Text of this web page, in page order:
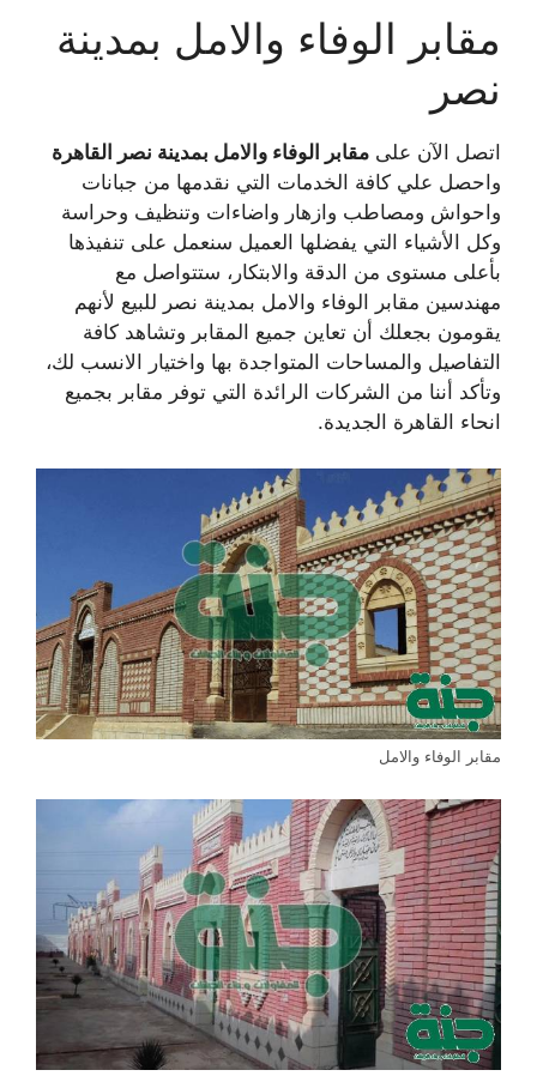
مقابر الوفاء والامل بمدينة
نصر
اتصل الآن على مقابر الوفاء والامل بمدينة نصر القاهرة
واحصل علي كافة الخدمات التي نقدمها من جبانات
واحواش ومصاطب وازهار واضاءات وتنظيف وحراسة
وكل الأشياء التي يفضلها العميل سنعمل على تنفيذها
بأعلى مستوى من الدقة والابتكار، ستتواصل مع
مهندسين مقابر الوفاء والامل بمدينة نصر للبيع لأنهم
يقومون بجعلك أن تعاين جميع المقابر وتشاهد كافة
التفاصيل والمساحات المتواجدة بها واختيار الانسب لك،
وتأكد أننا من الشركات الرائدة التي توفر مقابر بجميع
انحاء القاهرة الجديدة.
مقابر الوفاء والامل